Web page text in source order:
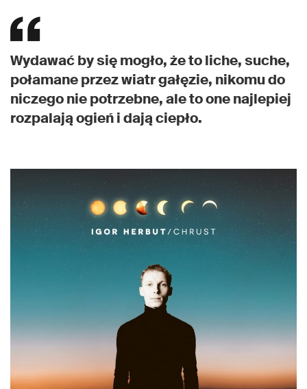
Wydawać by się mogło, że to liche, suche,
połamane przez wiatr gałęzie, nikomu do
niczego nie potrzebne, ale to one najlepiej
rozpalają ogień i dają ciepło.